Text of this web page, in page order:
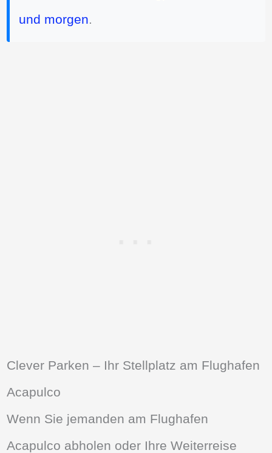
und morgen.
Clever Parken – Ihr Stellplatz am Flughafen
Acapulco
Wenn Sie jemanden am Flughafen
Acapulco abholen oder Ihre Weiterreise